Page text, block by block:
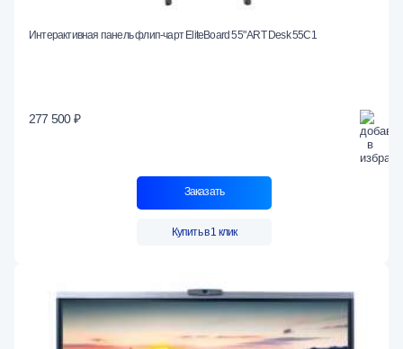
Интерактивная панель флип-чарт EliteBoard 55" ART Desk 55C1
277 500 ₽
Заказать
Купить в 1 клик